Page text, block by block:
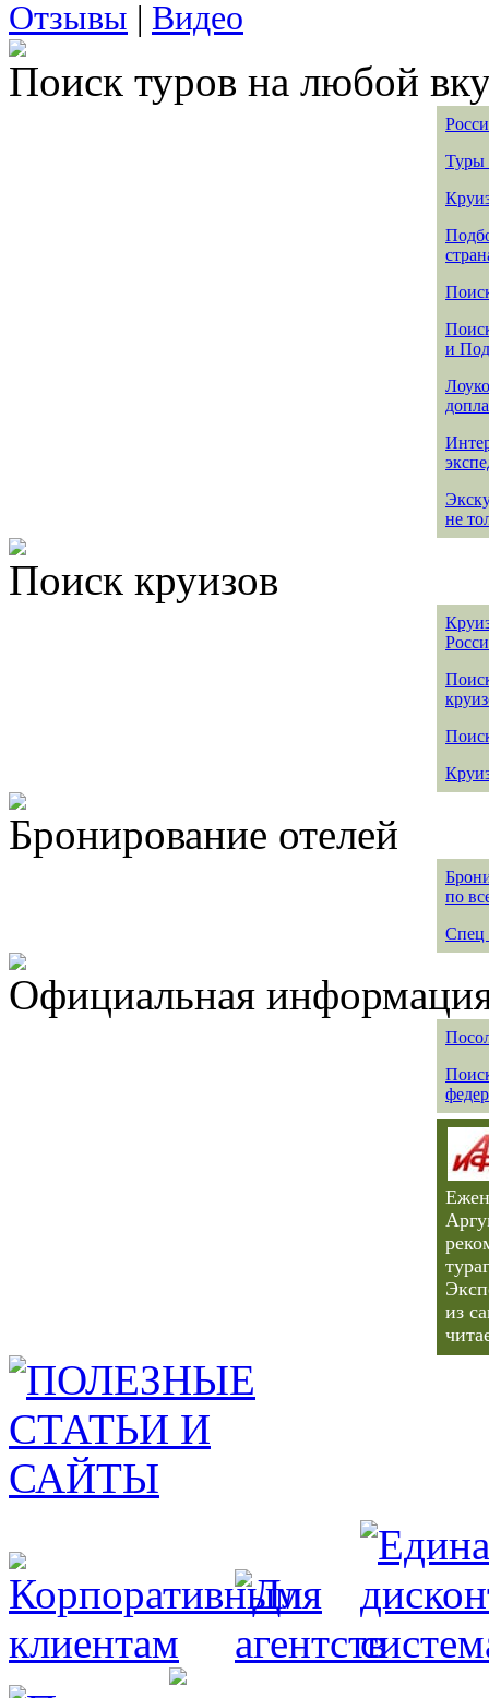
Отзывы | Видео
Поиск туров на любой
Туры
и
не
Поиск круизов
Бронирование отелей
по
Спец
Официальная
из